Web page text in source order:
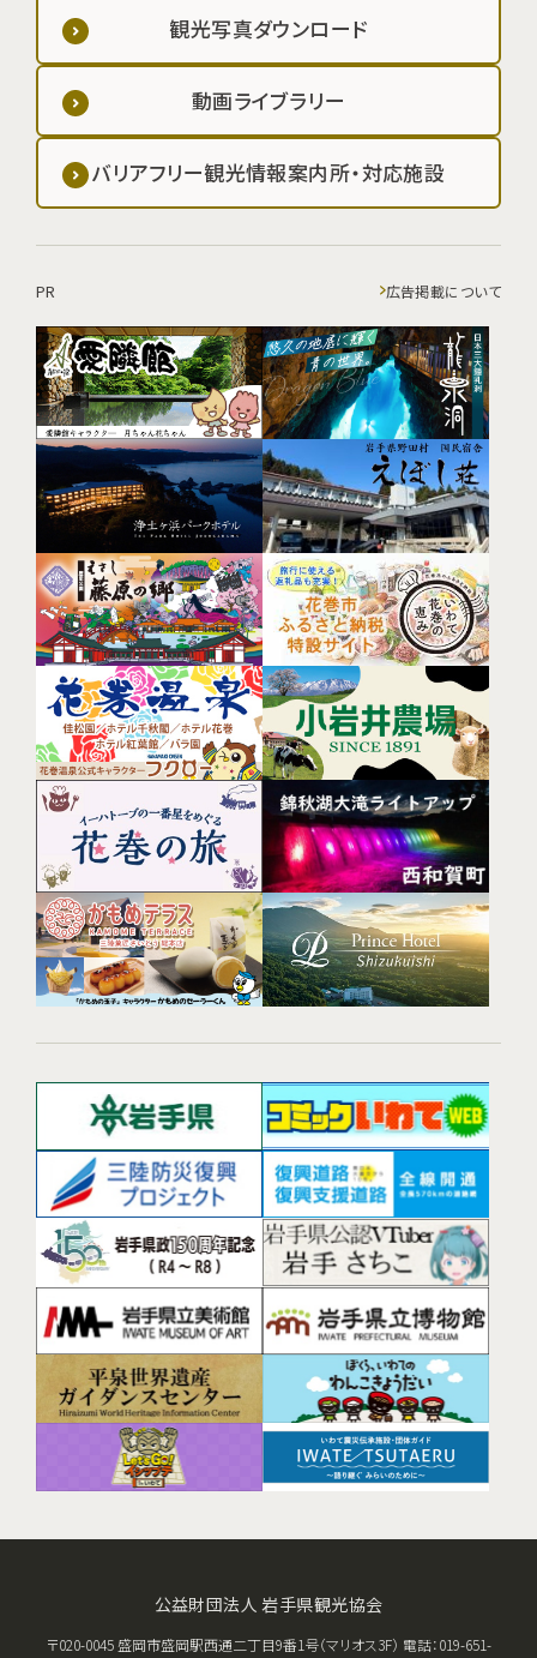
観光写真ダウンロード
動画ライブラリー
バリアフリー観光情報案内所・対応施設
PR 広告掲載について
公益財団法人 岩手県観光協会
〒020-0045 盛岡市盛岡駅西通二丁目9番1号（マリオス3F） 電話：019-651-